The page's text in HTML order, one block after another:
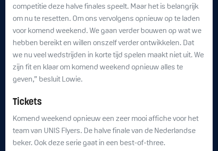
competitie deze halve finales speelt. Maar het is belangrijk
om nu te resetten. Om ons vervolgens opnieuw op te laden
voor komend weekend. We gaan verder bouwen op wat we
hebben bereikt en willen onszelf verder ontwikkelen. Dat
we nu veel wedstrijden in korte tijd spelen maakt niet uit. We
zijn fit en klaar om komend weekend opnieuw alles te
geven,” besluit Lowie.
Tickets
Komend weekend opnieuw een zeer mooi affiche voor het
team van UNIS Flyers. De halve finale van de Nederlandse
beker. Ook deze serie gaat in een best-of-three.